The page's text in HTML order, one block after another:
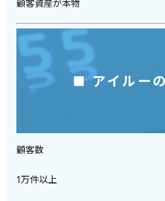
顧客資産が本物
■ アイルー
顧客数
1万件以上